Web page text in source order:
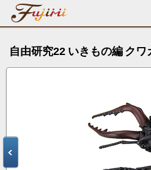
自由研究22 いきもの編 クワ